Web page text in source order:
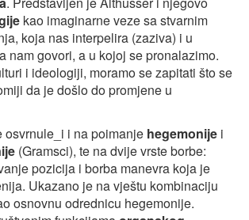
kao imaginarne veze sa stvarnim
koja nas interpelira (zaziva) i u
nam govori, a u kojoj se pronalazimo.
i ideologiji, moramo se zapitati što se
da je došlo do promjene u
osvrnule_i i na poimanje hegemonije i
(Gramsci), te na dvije vrste borbe:
pozicija i borba manevra koja je
Ukazano je na vještu kombinaciju
osnovnu odrednicu hegemonije.